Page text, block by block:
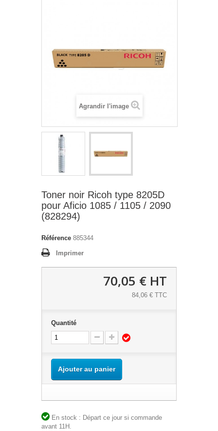
Agrandir l'image
Toner noir Ricoh type 8205D
pour Aficio 1085 / 1105 / 2090
(828294)
Référence 885344
Imprimer
70,05 € HT
84,06 € TTC
Quantité
Ajouter au panier
En stock : Départ ce jour si commande
avant 11H.